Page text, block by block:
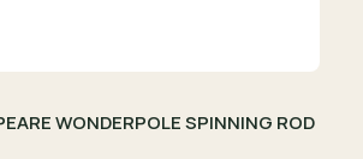
WONDERPOLE SPINNING ROD